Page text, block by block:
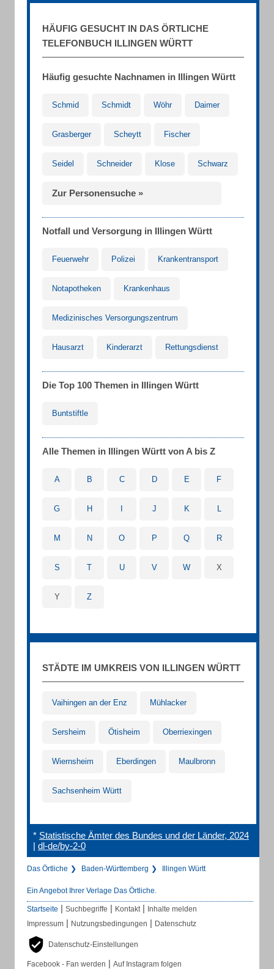
HÄUFIG GESUCHT IN DAS ÖRTLICHE
TELEFONBUCH ILLINGEN WÜRTT
Häufig gesuchte Nachnamen in Illingen Württ
Schmid Schmidt Wöhr Daimer
Grasberger Scheytt Fischer
Seidel Schneider Klose Schwarz
Zur Personensuche »
Notfall und Versorgung in Illingen Württ
Feuerwehr Polizei Krankentransport
Notapotheken Krankenhaus
Medizinisches Versorgungszentrum
Hausarzt Kinderarzt Rettungsdienst
Die Top 100 Themen in Illingen Württ
Buntstiftle
Alle Themen in Illingen Württ von A bis Z
A B C D E F
G H J K L
M N O P Q R
S T U V W X
Y Z
STÄDTE IM UMKREIS VON ILLINGEN WÜRTT
Vaihingen an der Enz Mühlacker
Sersheim Ötisheim Oberriexingen
Wiernsheim Eberdingen Maulbronn
Sachsenheim Württ
* Statistische Ämter des Bundes und der Länder, 2024
| dl-de/by-2-0
Das Örtliche Baden-Württemberg Illingen Württ
Ein Angebot Ihrer Verlage Das Örtliche.
Startseite | Suchbegriffe | Kontakt | Inhalte melden
Impressum | Nutzungsbedingungen | Datenschutz
Datenschutz-Einstellungen
Facebook - Fan werden | Auf Instagram folgen